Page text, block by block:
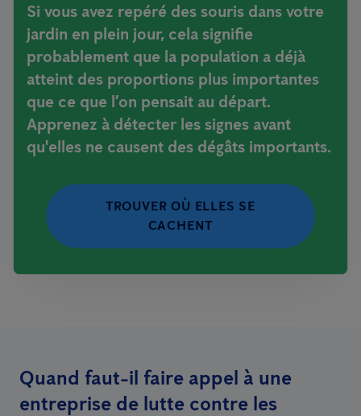
Si vous avez repéré des souris dans votre
jardin en plein jour, cela signifie
probablement que la population a déjà
atteint des proportions plus importantes
que ce que l’on pensait au départ.
Apprenez à détecter les signes avant
qu'elles ne causent des dégâts importants.
TROUVER OÙ ELLES SE
CACHENT
Quand faut-il faire appel à une
entreprise de lutte contre les